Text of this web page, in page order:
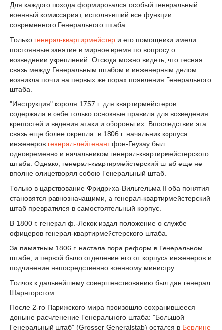
Для каждого похода формировался особый генеральный
военный комиссариат, исполнявший все функции
современного Генерального штаба.
Только генерал-квартирмейстер и его помощники имели
постоянные занятие в мирное время по вопросу о
возведении укреплений. Отсюда можно видеть, что тесная
связь между Генеральным штабом и инженерным делом
возникла почти на первых же порах появления Генерального
штаба.
"Инструкция" короля 1757 г. для квартирмейстеров
содержала в себе только основные правила для возведения
крепостей и ведения атаки и обороны их. Впоследствии эта
связь еще более окрепла: в 1806 г. начальник корпуса
инженеров генерал-лейтенантфон-Геузау был
одновременно и начальником генерал-квартирмейстерского
штаба. Однако, генерал-квартирмейстерский штаб еще не
вполне олицетворял собою Генеральный штаб.
Только в царствование Фридриха-Вильгельма II оба понятия
становятся равнозначащими, а генерал-квартирмейстерский
штаб превратился в самостоятельный корпус.
В 1800 г. генерал ф.-Лекок издал положение о службе
офицеров генерал-квартирмейстерского штаба.
За памятным 1806 г. настала пора реформ в Генеральном
штабе, и первой было отделение его от корпуса инженеров и
подчинение непосредственно военному министру.
Толчок к дальнейшему совершенствованию был дан генерал
Шарнгорстом.
После 2-го Парижского мира произошло сохранившееся
доныне расчленение Генерального штаба: "Большой
Генеральный штаб" (Grosser Generalstab) остался в Берлине